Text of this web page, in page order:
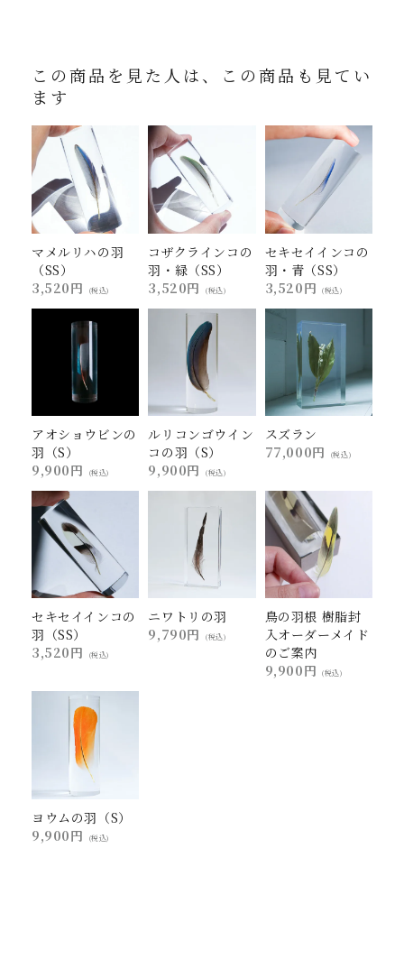
この商品を見た人は、この商品も見てい
ます
マメルリハの羽
（SS）
3,520円
(税込)
コザクラインコの
羽・緑（SS）
3,520円
(税込)
セキセイインコの
羽・青（SS）
3,520円
(税込)
アオショウビンの
羽（S）
9,900円
(税込)
ルリコンゴウイン
コの羽（S）
9,900円
(税込)
スズラン
77,000円
(税込)
セキセイインコの
羽（SS）
3,520円
(税込)
ニワトリの羽
9,790円
(税込)
鳥の羽根 樹脂封
入オーダーメイド
のご案内
9,900円
(税込)
ヨウムの羽（S）
9,900円
(税込)